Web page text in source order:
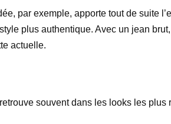
par exemple, apporte tout de suite
plus authentique. Avec un jean
actuelle.
souvent dans les looks les plus